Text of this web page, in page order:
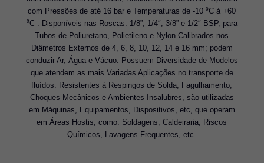
com Pressões de até 16 bar e Temperaturas de -10 ⁰C à +60
⁰C . Disponíveis nas Roscas: 1/8”, 1/4″, 3/8” e 1/2″ BSP, para
Tubos de Poliuretano, Polietileno e Nylon Calibrados nos
Diâmetros Externos de 4, 6, 8, 10, 12, 14 e 16 mm; podem
conduzir Ar, Água e Vácuo. Possuem Diversidade de Modelos
que atendem as mais Variadas Aplicações no transporte de
fluídos. Resistentes à Respingos de Solda, Fagulhamento,
Choques Mecânicos e Ambientes Insalubres, são utilizadas
em Máquinas, Equipamentos, Dispositivos, etc, que operam
em Áreas Hostis, como: Soldagens, Caldeiraria, Riscos
Químicos, Lavagens Frequentes, etc.